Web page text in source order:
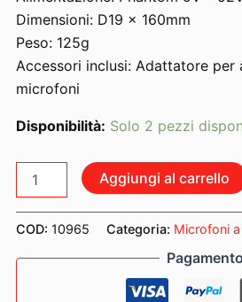
Dimensioni: D19 x 160mm
Peso: 125g
Accessori inclusi: Adattatore per
microfoni
Disponibilità: Solo 2 pezzi
C451-
ST
STEREO
Aggiungi al carrello
COD: 10965 Categoria: Microfoni